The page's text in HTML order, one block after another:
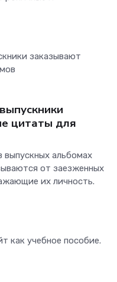
цитаты для
выпускных альбомах
от заезженных
их личность.